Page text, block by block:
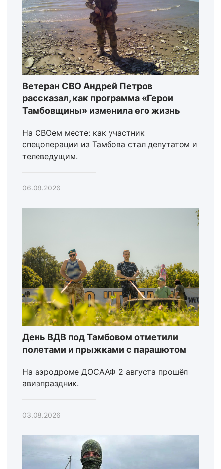
Ветеран СВО Андрей Петров
рассказал, как программа «Герои
Тамбовщины» изменила его жизнь
На СВОем месте: как участник
спецоперации из Тамбова стал депутатом и
телеведущим.
06.08.2026
День ВДВ под Тамбовом отметили
полетами и прыжками с парашютом
На аэродроме ДОСААФ 2 августа прошёл
авиапраздник.
03.08.2026